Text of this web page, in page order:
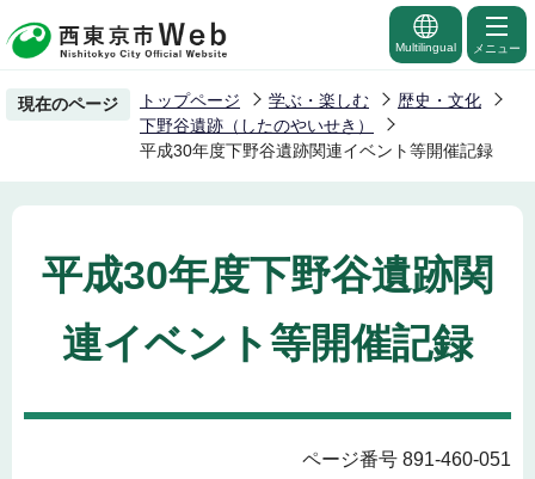
の
ー
の
先
Multilingual メニュー
現在のページ トップページ 学ぶ・楽しむ
歴史・文化
下野谷遺跡（したのやいせき）
平成30年度下野谷遺跡関連イベント等開催記録
平成30年度下野谷遺跡関
連イベント等開催記録
ページ番号 891-460-051